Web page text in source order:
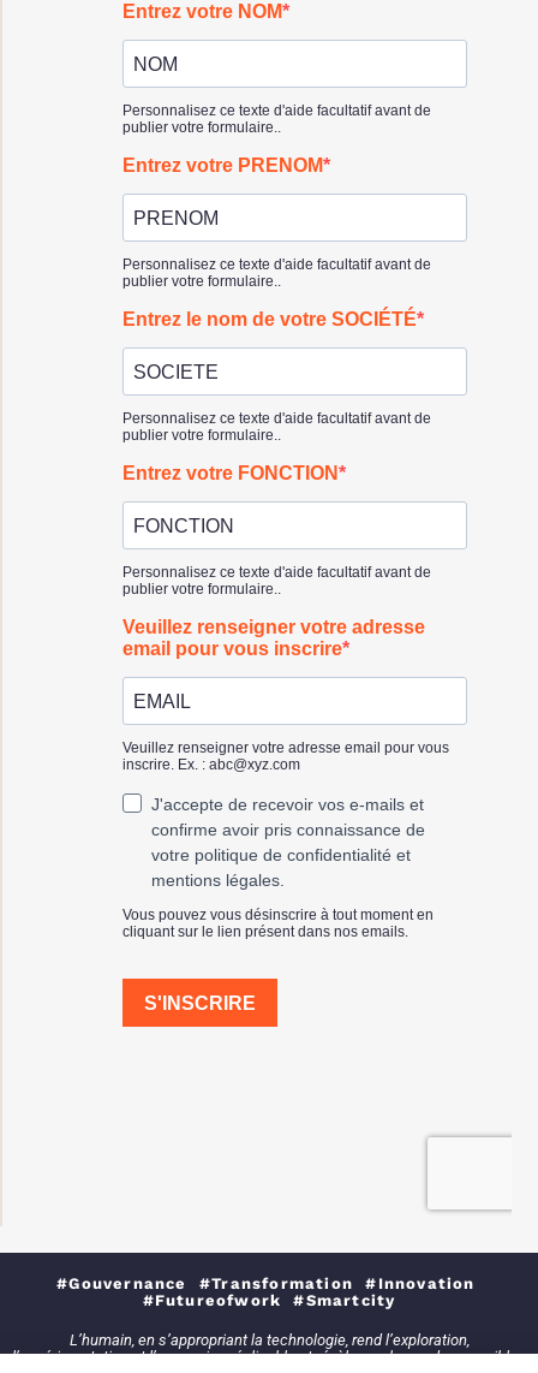
#Gouvernance #Transformation #Innovation
#Futureofwork #Smartcity
L’humain, en s’appropriant la technologie, rend l’exploration,
l’expérimentation et l’expansion réalisable et révèle un champ des possibles